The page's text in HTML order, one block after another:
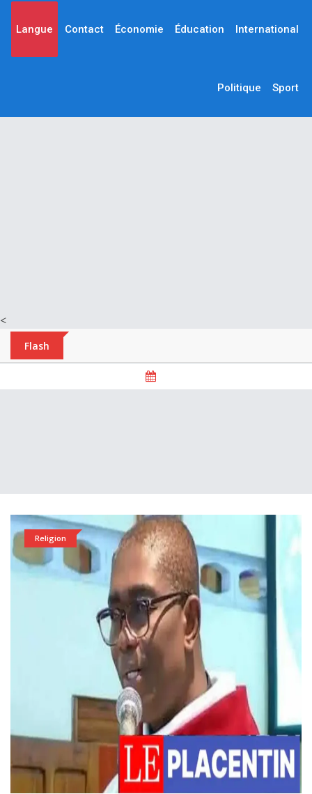
<
Langue Contact Économie Éducation International
Politique Sport
Flash
Religion